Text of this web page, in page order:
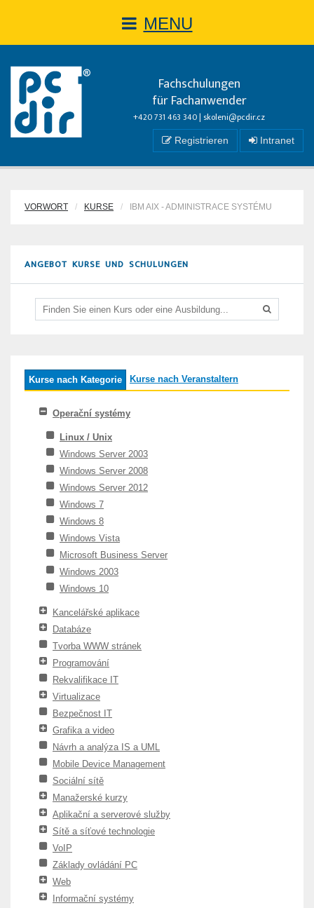
MENU
Fachschulungen
für Fachanwender
+420 731 463 340 | skoleni@pcdir.cz
Registrieren Intranet
VORWORT KURSE IBM AIX - ADMINISTRACE SYSTÉMU
ANGEBOT KURSE UND SCHULUNGEN
Kurse nach Kategorie Kurse nach Veranstaltern
Operační systémy
Linux / Unix
Windows Server 2003
Windows Server 2008
Windows Server 2012
Windows 7
Windows 8
Windows Vista
Microsoft Business Server
Windows 2003
Windows 10
Kancelářské aplikace
Databáze
Tvorba WWW stránek
Programování
Rekvalifikace IT
Virtualizace
Bezpečnost IT
Grafika a video
Návrh a analýza IS a UML
Mobile Device Management
Sociální sítě
Manažerské kurzy
Aplikační a serverové služby
Sítě a síťové technologie
VoIP
Základy ovládání PC
Web
Informační systémy